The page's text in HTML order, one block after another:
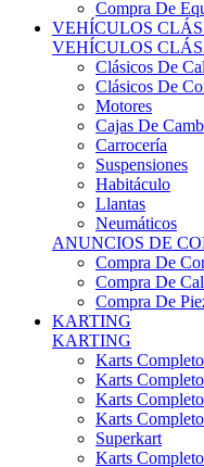
Compra De
VEHÍCULOS
VEHÍCULOS
Clásicos De
Clásicos De
Motores
Cajas De
Carrocería
Suspensiones
Habitáculo
Llantas
Neumáticos
ANUNCIOS DE
Compra De
Compra De
Compra De
KARTING
KARTING
Karts
Karts
Karts
Karts
Superkart
Karts